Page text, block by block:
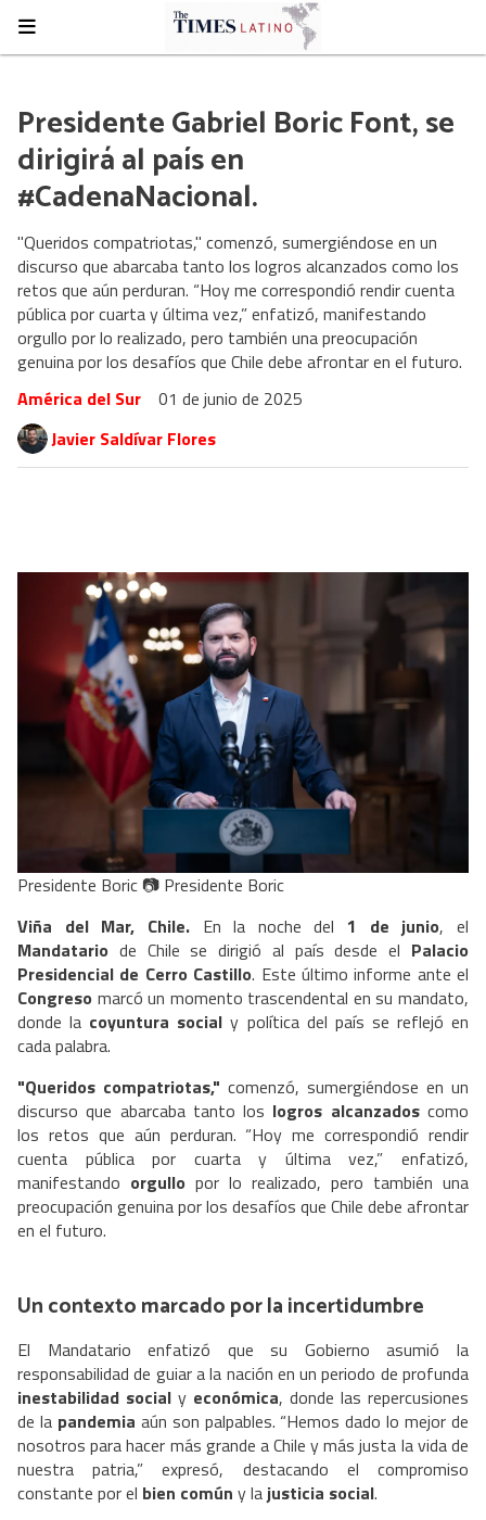
Presidente Gabriel Boric Font, se
dirigirá al país en
#CadenaNacional.
"Queridos compatriotas," comenzó, sumergiéndose en un
discurso que abarcaba tanto los logros alcanzados como los
retos que aún perduran. “Hoy me correspondió rendir cuenta
pública por cuarta y última vez,” enfatizó, manifestando
orgullo por lo realizado, pero también una preocupación
genuina por los desafíos que Chile debe afrontar en el futuro.
América del Sur
01 de junio de 2025
Javier Saldívar Flores
Presidente Boric 📷 Presidente Boric
Viña del Mar, Chile.En la noche del 1 de junio, el
Mandatario de Chile se dirigió al país desde el Palacio
Presidencial de Cerro Castillo. Este último informe ante el
Congreso marcó un momento trascendental en su mandato,
donde la coyuntura social y política del país se reflejó en
cada palabra.
"Queridos compatriotas," comenzó, sumergiéndose en un
discurso que abarcaba tanto los logros alcanzadoscomo
los retos que aún perduran. “Hoy me correspondió rendir
cuenta pública por cuarta y última vez,” enfatizó,
manifestando orgullo por lo realizado, pero también una
preocupación genuina por los desafíos que Chile debe afrontar
en el futuro.
Un contexto marcado por la incertidumbre
El Mandatario enfatizó que su Gobierno asumió la
responsabilidad de guiar a la nación en un periodo de profunda
inestabilidad social y económica, donde las repercusiones
de la pandemia aún son palpables. “Hemos dado lo mejor de
nosotros para hacer más grande a Chile y más justa la vida de
nuestra patria,” expresó, destacando el compromiso
constante por el bien común y lajusticia social.